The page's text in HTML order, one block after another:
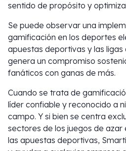
sentido de propósito y
Se puede observar una
gamificación en los deportes
apuestas deportivas y las ligas
genera un compromiso
fanáticos con ganas de más.
Cuando se trata de
líder confiable y reconocido a
campo. Y si bien se centra
sectores de los juegos de azar
las apuestas deportivas,